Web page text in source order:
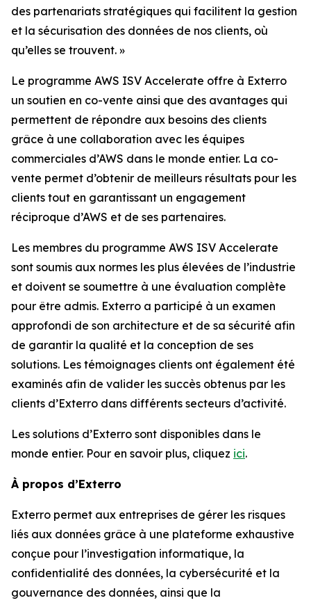
des partenariats stratégiques qui facilitent la gestion
et la sécurisation des données de nos clients, où
qu’elles se trouvent. »
Le programme AWS ISV Accelerate offre à Exterro
un soutien en co-vente ainsi que des avantages qui
permettent de répondre aux besoins des clients
grâce à une collaboration avec les équipes
commerciales d’AWS dans le monde entier. La co-
vente permet d’obtenir de meilleurs résultats pour les
clients tout en garantissant un engagement
réciproque d’AWS et de ses partenaires.
Les membres du programme AWS ISV Accelerate
sont soumis aux normes les plus élevées de l’industrie
et doivent se soumettre à une évaluation complète
pour être admis. Exterro a participé à un examen
approfondi de son architecture et de sa sécurité afin
de garantir la qualité et la conception de ses
solutions. Les témoignages clients ont également été
examinés afin de valider les succès obtenus par les
clients d’Exterro dans différents secteurs d’activité.
Les solutions d’Exterro sont disponibles dans le
monde entier. Pour en savoir plus, cliquez ici.
À propos d’Exterro
Exterro permet aux entreprises de gérer les risques
liés aux données grâce à une plateforme exhaustive
conçue pour l’investigation informatique, la
confidentialité des données, la cybersécurité et la
gouvernance des données, ainsi que la